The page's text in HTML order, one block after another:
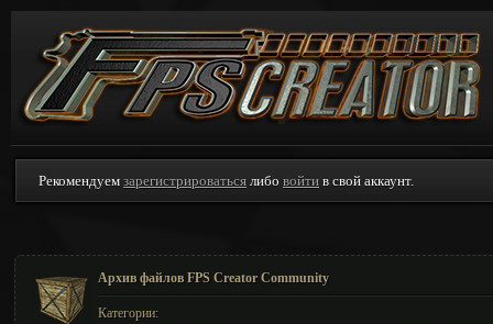
Рекомендуем зарегистрироваться либо войти в свой аккаунт.
Архив файлов FPS Creator Community
Категории: